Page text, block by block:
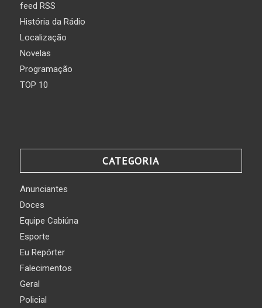
feed RSS
História da Rádio
Localização
Novelas
Programação
TOP 10
CATEGORIA
Anunciantes
Doces
Equipe Cabiúna
Esporte
Eu Repórter
Falecimentos
Geral
Policial